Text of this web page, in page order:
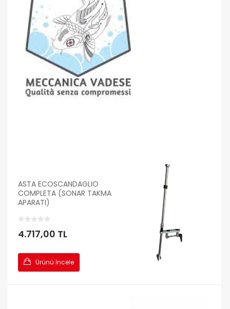
ASTA ECOSCANDAGLIO
COMPLETA (SONAR TAKMA
APARATI)
4.717,00 TL
Ürünü İncele